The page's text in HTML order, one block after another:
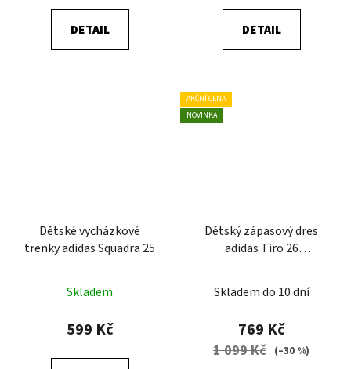
DETAIL DETAIL
Dětské vycházkové
trenky adidas Squadra 25
Skladem
599 Kč
AKČNÍ CENA
NOVINKA
Dětský zápasový dres
adidas Tiro 26
Skladem do 10 dní
769 Kč
1 099 Kč (–30 %)